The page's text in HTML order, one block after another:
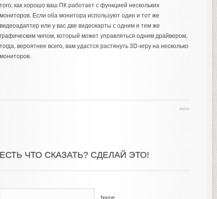
как хорошо ваш ПК работает с функцией нескольких
Если оба монитора используют один и тот же
или у вас две видеокарты с одним и тем же
чипом, который может управляться одним драйвером,
вероятнее всего, вам удастся растянуть 3D-игpy на несколько
теги:
ЧТО СКАЗАТЬ? СДЕЛАЙ ЭТО!
Name